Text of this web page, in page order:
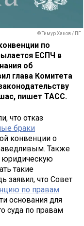
© Тимур Ханов / ПГ
по
ЕСПЧ в
об
глава Комитета
пишет ТАСС.
что отказ
браки
конвенции о
Также
юридическую
такие
заявил, что Совет
по правам
основания для
суда по правам